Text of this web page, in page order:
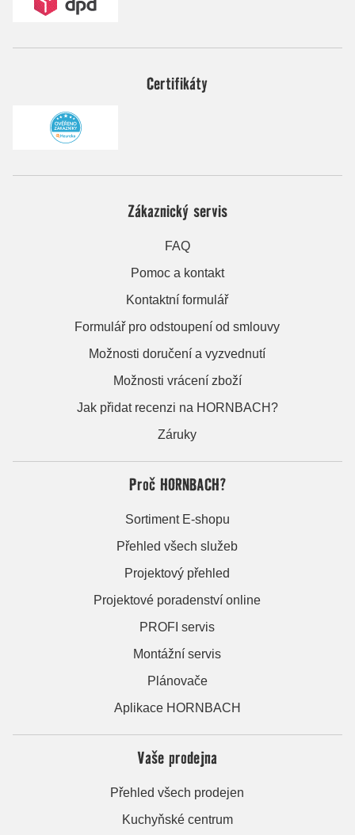
Certifikáty
Zákaznický servis
FAQ
Pomoc a kontakt
Kontaktní formulář
Formulář pro odstoupení od smlouvy
Možnosti doručení a vyzvednutí
Možnosti vrácení zboží
Jak přidat recenzi na HORNBACH?
Záruky
Proč HORNBACH?
Sortiment E-shopu
Přehled všech služeb
Projektový přehled
Projektové poradenství online
PROFI servis
Montážní servis
Plánovače
Aplikace HORNBACH
Vaše prodejna
Přehled všech prodejen
Kuchyňské centrum